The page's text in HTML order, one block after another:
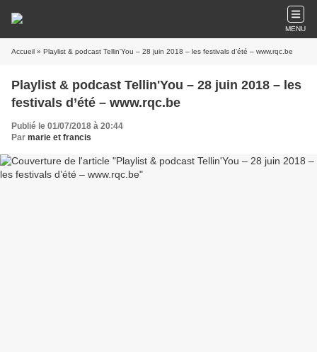
MENU
Accueil » Playlist & podcast Tellin'You – 28 juin 2018 – les festivals d’été – www.rqc.be
Playlist & podcast Tellin'You – 28 juin 2018 – les
festivals d’été – www.rqc.be
Publié le 01/07/2018 à 20:44
Par marie et francis